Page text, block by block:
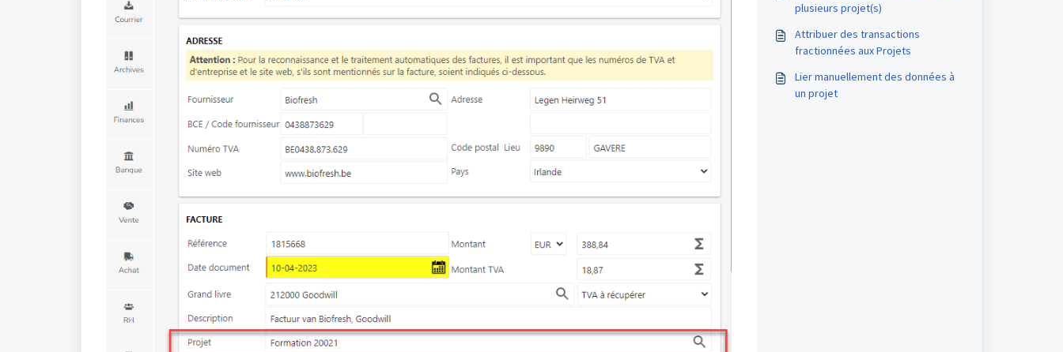
plusieurs projet(s)
Attribuer des transactions
fractionnées aux Projets
Lier manuellement des données à
un projet